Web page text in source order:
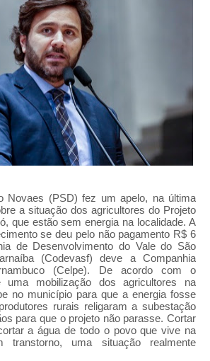
Novaes (PSD) fez um apelo, na última
a situação dos agricultores do Projeto
que estão sem energia na localidade. A
se deu pelo não pagamento R$ 6
de Desenvolvimento do Vale do São
(Codevasf) deve a Companhia
(Celpe). De acordo com o
uma mobilização dos agricultores na
no município para que a energia fosse
rurais religaram a subestação
para que o projeto não parasse. Cortar
a água de todo o povo que vive na
uma situação realmente